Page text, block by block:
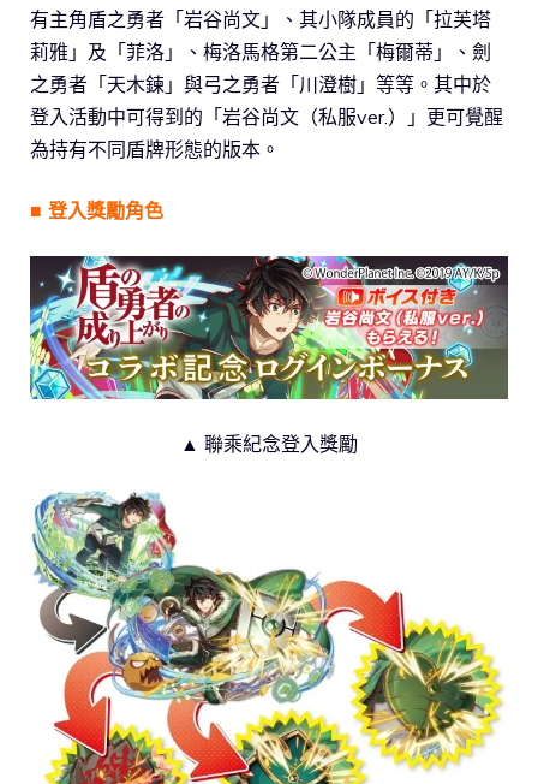
有主角盾之勇者「岩谷尚文」、其小隊成員的「拉芙塔
莉雅」及「菲洛」、梅洛馬格第二公主「梅爾蒂」、劍
之勇者「天木鍊」與弓之勇者「川澄樹」等等。其中於
登入活動中可得到的「岩谷尚文（私服ver.）」更可覺醒
為持有不同盾牌形態的版本。
■ 登入獎勵角色
▲ 聯乘紀念登入獎勵